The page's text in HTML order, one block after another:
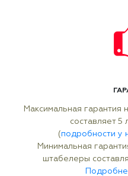
Максимальная гарантия
составляет
(подробности у
Минимальная
штабелеры